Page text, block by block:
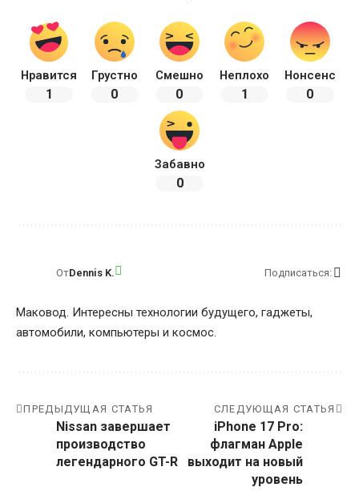
Нравится
1
Грустно
0
Смешно
0
Неплохо
1
Нонсенс
0
Забавно
0
ОтDennis K. Подписаться:
Маковод. Интересны технологии будущего, гаджеты,
автомобили, компьютеры и космос.
ПРЕДЫДУЩАЯ СТАТЬЯ
Nissan завершает
производство
легендарного GT-R
СЛЕДУЮЩАЯ СТАТЬЯ
iPhone 17 Pro:
флагман Apple
выходит на новый
уровень